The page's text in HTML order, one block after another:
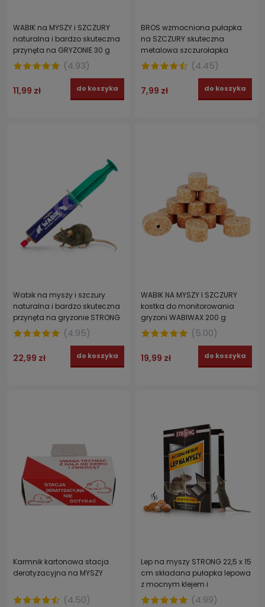
WABIK na MYSZY i SZCZURY
naturalna i bardzo skuteczna
przynęta na GRYZONIE 30 g
(4.93)
11,99 zł do koszyka
BROS wzmocniona pułapka
na SZCZURY skuteczna
metalowa szczurołapka
(4.45)
7,99 zł do koszyka
Wabik na myszy i szczury
naturalna i bardzo skuteczna
przynęta na gryzonie STRONG
50 g
(4.95)
22,99 zł do koszyka
WABIK NA MYSZY I SZCZURY
kostka do monitorowania
gryzoni WABIWAX 200 g
(5.00)
19,99 zł do koszyka
Karmnik kartonowa stacja
deratyzacyjna na MYSZY
(4.50)
Lep na myszy STRONG 22,5 x 15
cm składana pułapka lepowa
z mocnym klejem i
atraktantem orzechowym
(4.99)